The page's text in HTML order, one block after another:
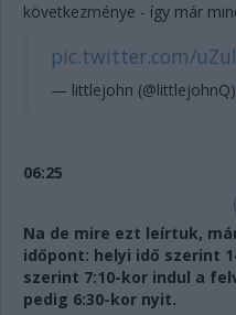
következménye - így már
pic.twitter.com/
— littlejohn (@littlejohnQ)
06:25
Na de mire ezt leírtuk,
időpont: helyi idő szerint
szerint 7:10-kor indul a
pedig 6:30-kor nyit.